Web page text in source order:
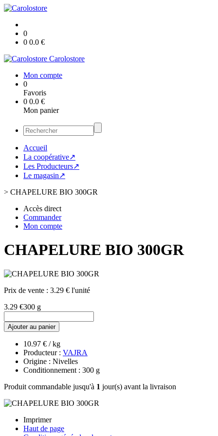
0
0 0.0 €
Carolostore
Mon compte
0
Favoris
0 0.0 €
Mon panier
Accueil
La coopérative↗
Les Producteurs↗
Le magasin↗
> CHAPELURE BIO 300GR
Accès direct
Commander
Mon compte
CHAPELURE BIO 300GR
Prix de vente : 3.29 € l'unité
3.29 €300 g
Ajouter au panier
10.97 € / kg
Producteur : VAJRA
Origine : Nivelles
Conditionnement : 300 g
Produit commandable jusqu'à 1 jour(s) avant la livraison
Imprimer
Haut de page